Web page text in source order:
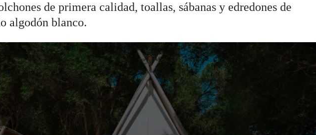
de primera calidad, toallas, sábanas y edredones de
algodón blanco.